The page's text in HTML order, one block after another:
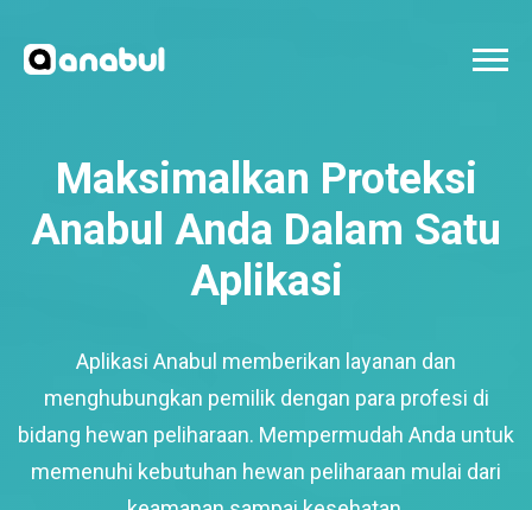
Maksimalkan Proteksi
Anabul Anda Dalam Satu
Aplikasi
Aplikasi Anabul memberikan layanan dan
menghubungkan pemilik dengan para profesi di
bidang hewan peliharaan. Mempermudah Anda untuk
memenuhi kebutuhan hewan peliharaan mulai dari